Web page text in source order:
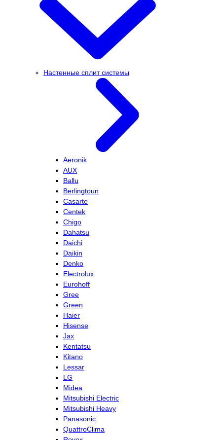
Настенные сплит системы
Aeronik
AUX
Ballu
Berlingtoun
Casarte
Centek
Chigo
Dahatsu
Daichi
Daikin
Denko
Electrolux
Eurohoff
Gree
Green
Haier
Hisense
Jax
Kentatsu
Kitano
Lessar
LG
Midea
Mitsubishi Electric
Mitsubishi Heavy
Panasonic
QuattroClima